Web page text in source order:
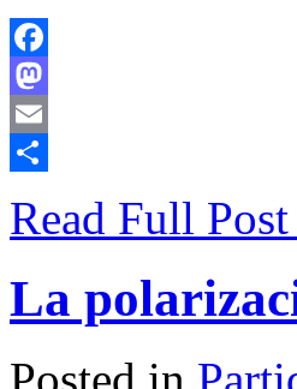
Facebook
Mastodon
Email
Read Full
La